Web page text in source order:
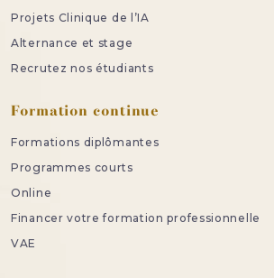
Projets Clinique de l’IA
Alternance et stage
Recrutez nos étudiants
Formation continue
Formations diplômantes
Programmes courts
Online
Financer votre formation professionnelle
VAE